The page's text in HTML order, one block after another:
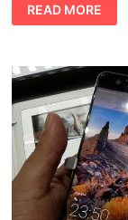
P10
PLUS
MALAYSIA
MULAI
APRIL
2017
READ MORE